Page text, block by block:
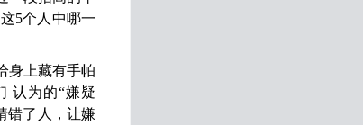
5个人中哪一
上藏有手帕
认为的“嫌疑
错了人，让嫌